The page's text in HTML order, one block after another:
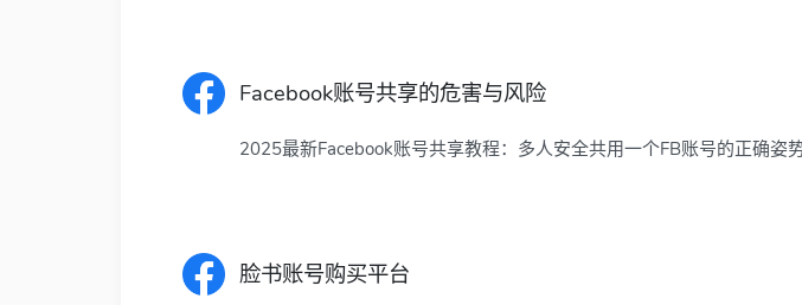
Facebook账号共享的危害与风险
2025最新Facebook账号共享教程：多人安全共用一个FB账号的正确姿
脸书账号购买平台